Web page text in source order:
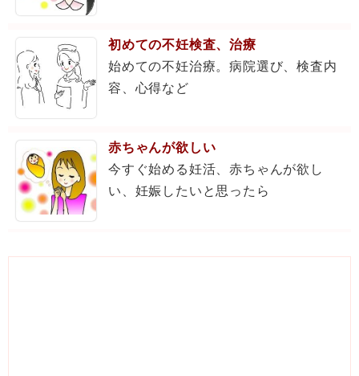
初めての不妊検査、治療
始めての不妊治療。病院選び、検査内
容、心得など
赤ちゃんが欲しい
今すぐ始める妊活、赤ちゃんが欲し
い、妊娠したいと思ったら